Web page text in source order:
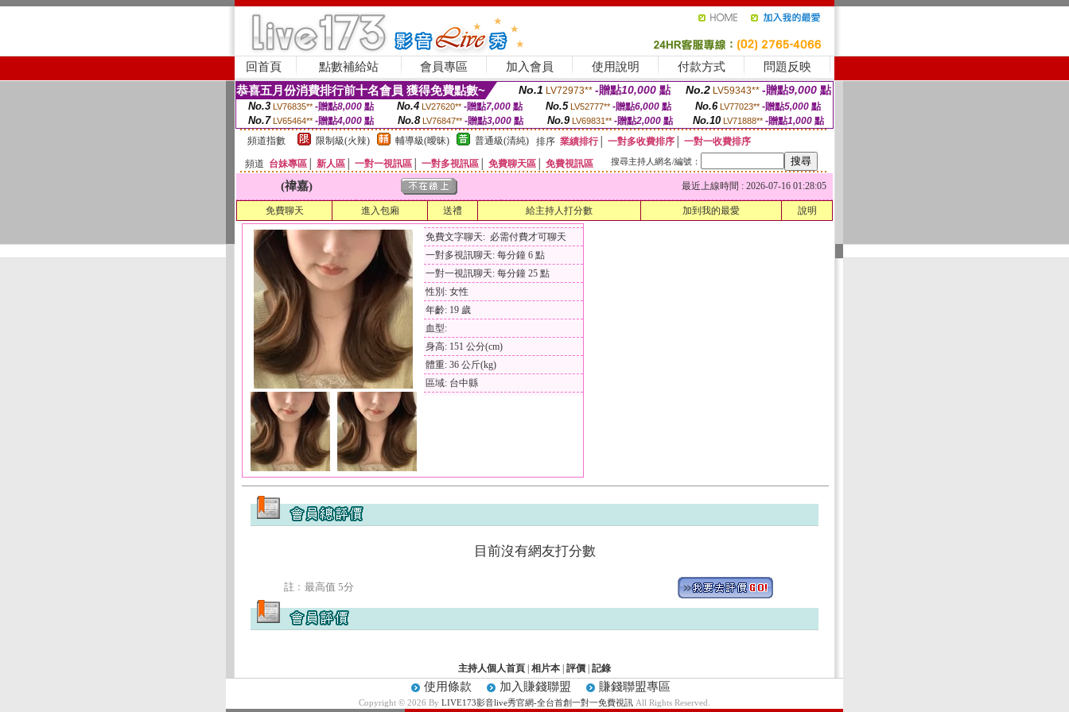
回首頁 點數補給站 會員專區 加入會員 使用說明 付款方式 問題反映
恭喜五月份消費排行前十名會員 獲得免費點數~ No.1 LV72973** -贈點10,000 點 No.2 LV59343** -贈點9,000 點
No.3 LV76835** -贈點8,000點 No.4 LV27620** -贈點7,000點 No.5 LV52777** -贈點6,000點 No.6 LV77023** -贈點5,000點
No.7 LV65464** -贈點4,000 點 No.8 LV76847** -贈點3,000 點 No.9 LV69831** -贈點2,000點 No.10 LV71888** -贈點1,000 點
頻道指數
限制級(火辣) 輔導級(曖昧) 普通級(清純) 排序 業績排行│ 一對多收費排序
一對一收費排序
頻道 台妹專區 新人區 一對一視訊區 一對多視訊區 免費聊天區 免費視訊區 搜尋主持人網名/編號：
(禕嘉) 最近上線時間 : 2026-07-16 01:28:05
免費聊天 進入包廂 送禮 給主持人打分數 加到我的最愛 說明
免費文字聊天: 必需付費才可聊天
一對多視訊聊天: 每分鐘 6 點
一對一視訊聊天: 每分鐘 25 點
性別: 女性
年齡: 19 歲
血型:
身高: 151 公分(cm)
體重: 36 公斤(kg)
區域: 台中縣
目前沒有網友打分數
註﹕最高值 5分
主持人個人首頁 相片本 評價 記錄
使用條款 加入賺錢聯盟 賺錢聯盟專區
Copyright © 2026 By LIVE173影音live秀官網-全台首創一對一免費視訊 All Rights Reserved.